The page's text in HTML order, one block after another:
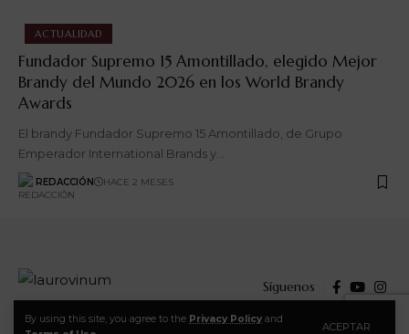
By using this site, you agree to the Privacy Policy and
ACEPTAR
ACTUALIDAD
Fundador Supremo 15 Amontillado, elegido Mejor
Brandy del Mundo 2026 en los World Brandy
Awards
El brandy Fundador Supremo 15 Amontillado, de Grupo
Emperador International Brands y…
REDACCIÓN HACE 2 MESES
Síguenos